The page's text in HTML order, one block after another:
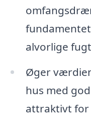
alvorlige
Øger
hus med
attraktivt for